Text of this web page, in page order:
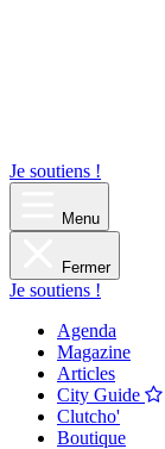
Je soutiens !
Menu
Fermer
Je soutiens !
Agenda
Magazine
Articles
City Guide
Clutcho'
Boutique